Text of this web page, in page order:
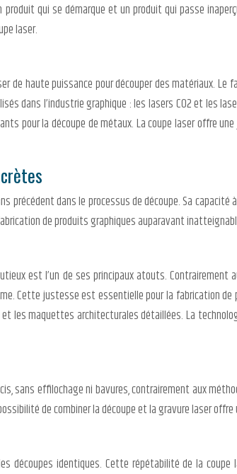
qui se démarque et un produit qui passe
laser.
haute puissance pour découper des matériaux.
dans l’industrie graphique : les lasers CO2 et les
pour la découpe de métaux. La coupe laser offre
précédent dans le processus de découpe. Sa
de produits graphiques auparavant
est l’un de ses principaux atouts.
Cette justesse est essentielle pour la fabrication
les maquettes architecturales détaillées. La
sans effilochage ni bavures, contrairement aux
de combiner la découpe et la gravure laser
découpes identiques. Cette répétabilité de la